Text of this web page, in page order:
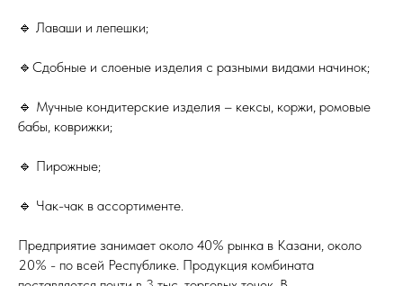
🔹 Лаваши и лепешки;
🔹Сдобные и слоеные изделия с разными видами начинок;
🔹 Мучные кондитерские изделия – кексы, коржи, ромовые
бабы, коврижки;
🔹 Пирожные;
🔹 Чак-чак в ассортименте.
Предприятие занимает около 40% рынка в Казани, около
20% - по всей Республике. Продукция комбината